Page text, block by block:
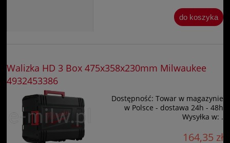
do koszyka
Walizka HD 3 Box 475x358x230mm Milwaukee
4932453386
Dostępność: Towar w magazynie
w Polsce - dostawa 24h - 48h
Wysyłka w: .
164,35 zł